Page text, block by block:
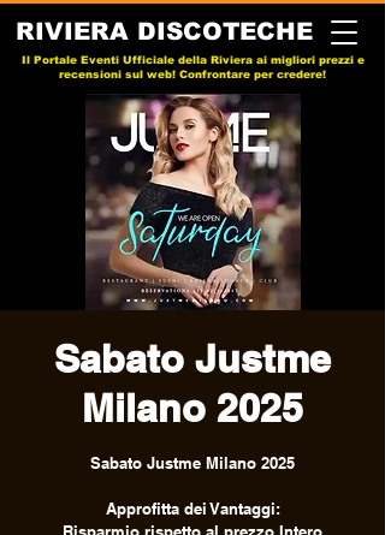
RIVIERA DISCOTECHE
Il Portale Eventi Ufficiale della Riviera ai migliori prezzi e
recensioni sul web! Confrontare per credere!
Sabato Justme
Milano 2025
Sabato Justme Milano 2025
Approfitta dei Vantaggi: